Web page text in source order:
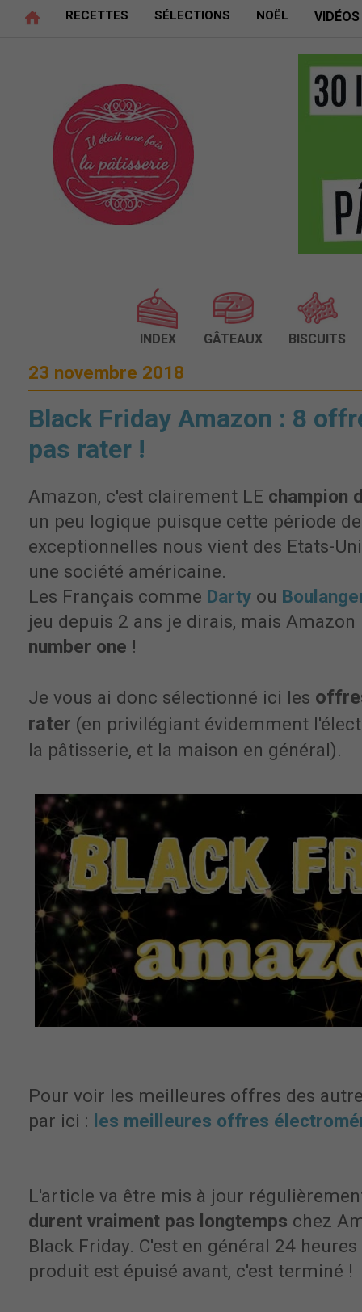
RECETTES SÉLECTIONS NOËL VIDÉOS
INDEX GÂTEAUX BISCUITS
23 novembre 2018
Black Friday Amazon : 8
pas rater !
Amazon, c'est clairement LE champion
un peu logique puisque cette période
exceptionnelles nous vient des Etats-
une société américaine.
Les Français comme Darty ou
jeu depuis 2 ans je dirais, mais
number one !
Je vous ai donc sélectionné ici les
rater (en privilégiant évidemment
la pâtisserie, et la maison en général).
Pour voir les meilleures offres des
par ici : les meilleures offres
L'article va être mis à jour
durent vraiment pas longtemps chez
Black Friday. C'est en général 24
produit est épuisé avant, c'est terminé !